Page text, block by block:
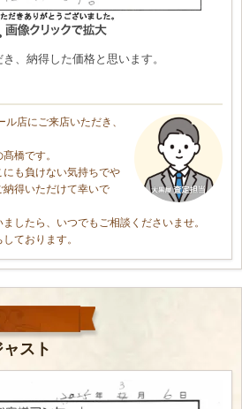
、納得した価格と思います。
店にご来店いただき、
橋です。
も負けない気持ちでや
得いただけて幸いで
したら、いつでもご相談くださいませ。
ております。
スト